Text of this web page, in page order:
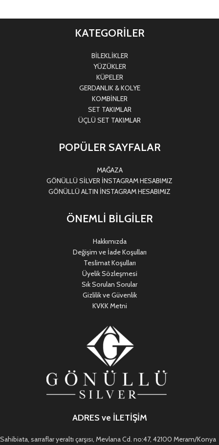
KATEGORİLER
BİLEKLİKLER
YÜZÜKLER
KÜPELER
GERDANLIK & KOLYE
KOMBİNLER
SET TAKIMLAR
ÜÇLÜ SET TAKIMLAR
POPÜLER SAYFALAR
MAĞAZA
GÖNÜLLÜ SİLVER İNSTAGRAM HESABIMIZ
GÖNÜLLÜ ALTIN İNSTAGRAM HESABIMIZ
ÖNEMLİ BİLGİLER
Hakkımızda
Değişim ve İade Koşulları
Teslimat Koşulları
Üyelik Sözleşmesi
Sık Sorulan Sorular
Gizlilik ve Güvenlik
KVKK Metni
ADRES ve İLETİŞİM
Sahibiata, sarraflar yeraltı çarşısı, Mevlana Cd. no:47, 42100 Meram/Konya